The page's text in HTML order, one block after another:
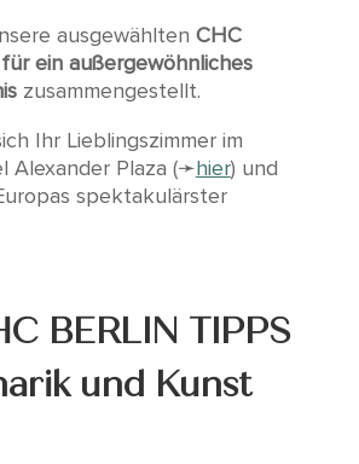
ausgewählten CHC
ein außergewöhnliches
zusammengestellt.
Ihr Lieblingszimmer im
Alexander Plaza (➛hier) und
spektakulärster
BERLIN TIPPS
und Kunst